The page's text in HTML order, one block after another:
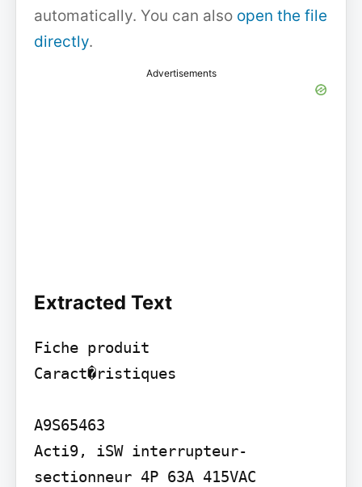
automatically. You can also open the file
directly.
Advertisements
Extracted Text
Fiche produit
Caract�ristiques
A9S65463
Acti9, iSW interrupteur-
sectionneur 4P 63A 415VAC